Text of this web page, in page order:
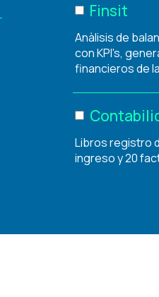
Finsit
Anàlisis de
con KPI's,
financieros de
Libros registro
ingreso y 20